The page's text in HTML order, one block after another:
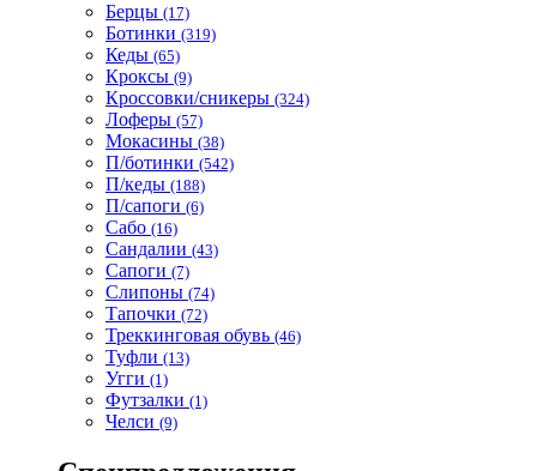
Берцы (17)
Ботинки (319)
Кеды (65)
Кроксы (9)
Кроссовки/сникеры (324)
Лоферы (57)
Мокасины (38)
П/ботинки (542)
П/кеды (188)
П/сапоги (6)
Сабо (16)
Сандалии (43)
Сапоги (7)
Слипоны (74)
Тапочки (72)
Треккинговая обувь (46)
Туфли (13)
Угги (1)
Футзалки (1)
Челси (9)